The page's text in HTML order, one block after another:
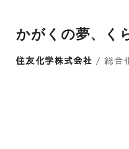
かがくの夢、く
住友化学株式会社 / 総合